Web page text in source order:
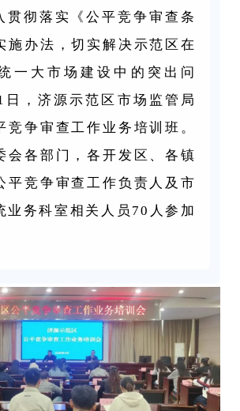
贯彻落实《公平竞争审查条
施办法，切实解决示范区在
一大市场建设中的突出问
日，济源示范区市场监管局
竞争审查工作业务培训班。
会各部门，各开发区、各镇
平竞争审查工作负责人及市
业务科室相关人员70人参加